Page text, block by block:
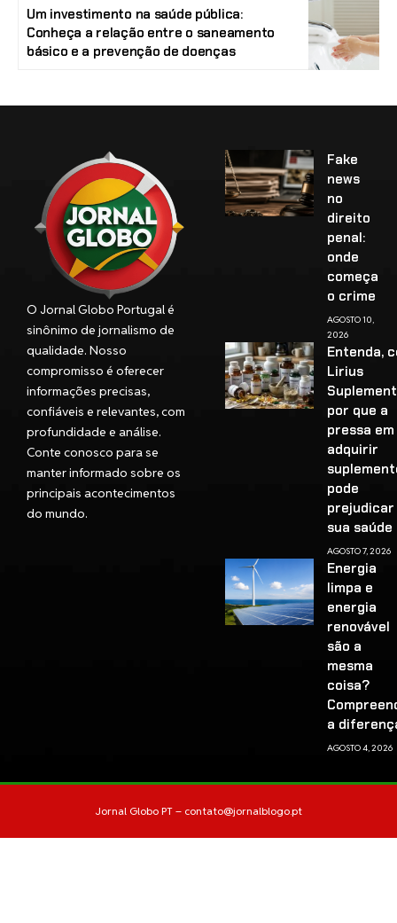
Um investimento na saúde pública:
Conheça a relação entre o saneamento
básico e a prevenção de doenças
O Jornal Globo Portugal é
sinônimo de jornalismo de
qualidade. Nosso
compromisso é oferecer
informações precisas,
confiáveis e relevantes, com
profundidade e análise.
Conte conosco para se
manter informado sobre os
principais acontecimentos
do mundo.
Fake
news
no
direito
penal:
onde
começa
o crime
AGOSTO 10,
2026
Entenda,
Lirius
por que a
pressa em
adquirir
pode
prejudicar
sua
AGOSTO 7, 2026
Energia
limpa e
energia
renovável
são a
mesma
coisa?
a
AGOSTO 4, 2026
Jornal Globo PT – contato@jornalblogo.pt